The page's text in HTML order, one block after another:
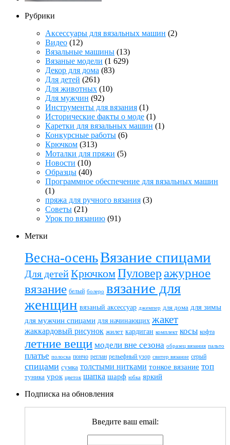
Рубрики
Аксессуары для вязальных машин (2)
Видео (12)
Вязальные машины (13)
Вязаные модели (1 629)
Декор для дома (83)
Для детей (261)
Для животных (10)
Для мужчин (92)
Инструменты для вязания (1)
Исторические факты о моде (1)
Каретки для вязальных машин (1)
Конкурсные работы (6)
Крючком (313)
Моталки для пряжи (5)
Новости (10)
Образцы (40)
Программное обеспечение для вязальных машин
(1)
пряжа для ручного вязания (3)
Советы (21)
Урок по вязанию (91)
Метки
Весна-осеньВязание спицами
Для детейКрючкомПуловер ажурное
вязание белый болеро вязание для
женщин вязаный аксессуар джемпер для дома для зимы
для мужчин спицами для начинающих жакет
жаккардовый рисунок жилет кардиган комплект косы кофта
летние вещи модели вне сезона образец вязания пальто
платье полоска пончо реглан рельефный узор свитер вязание серый
спицами сумка толстыми нитками тонкое вязание топ
туника урок цветок шапка шарф юбка яркий
Подписка на обновления
Введите ваш email: